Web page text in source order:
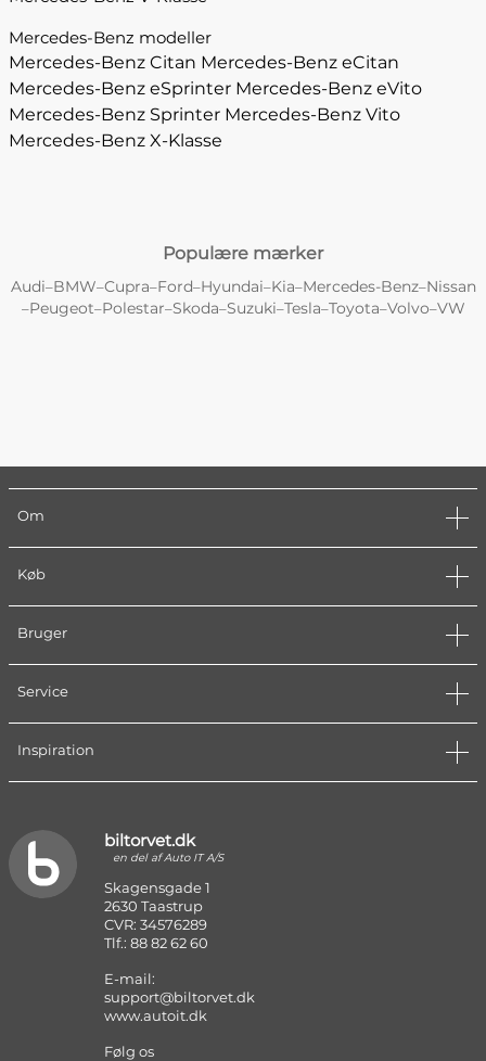
Mercedes-Benz modeller
Mercedes-Benz Citan Mercedes-Benz eCitan
Mercedes-Benz eSprinter Mercedes-Benz eVito
Mercedes-Benz Sprinter Mercedes-Benz Vito
Mercedes-Benz X-Klasse
Populære mærker
Audi–BMW–Cupra–Ford–Hyundai–Kia–Mercedes-Benz–Nissan
–Peugeot–Polestar–Skoda–Suzuki–Tesla–Toyota–Volvo–VW
Om
Køb
Bruger
Service
Inspiration
biltorvet.dk
en del af Auto IT A/S
Skagensgade 1
2630 Taastrup
CVR: 34576289
Tlf.: 88 82 62 60
E-mail:
support@biltorvet.dk
www.autoit.dk
Følg os